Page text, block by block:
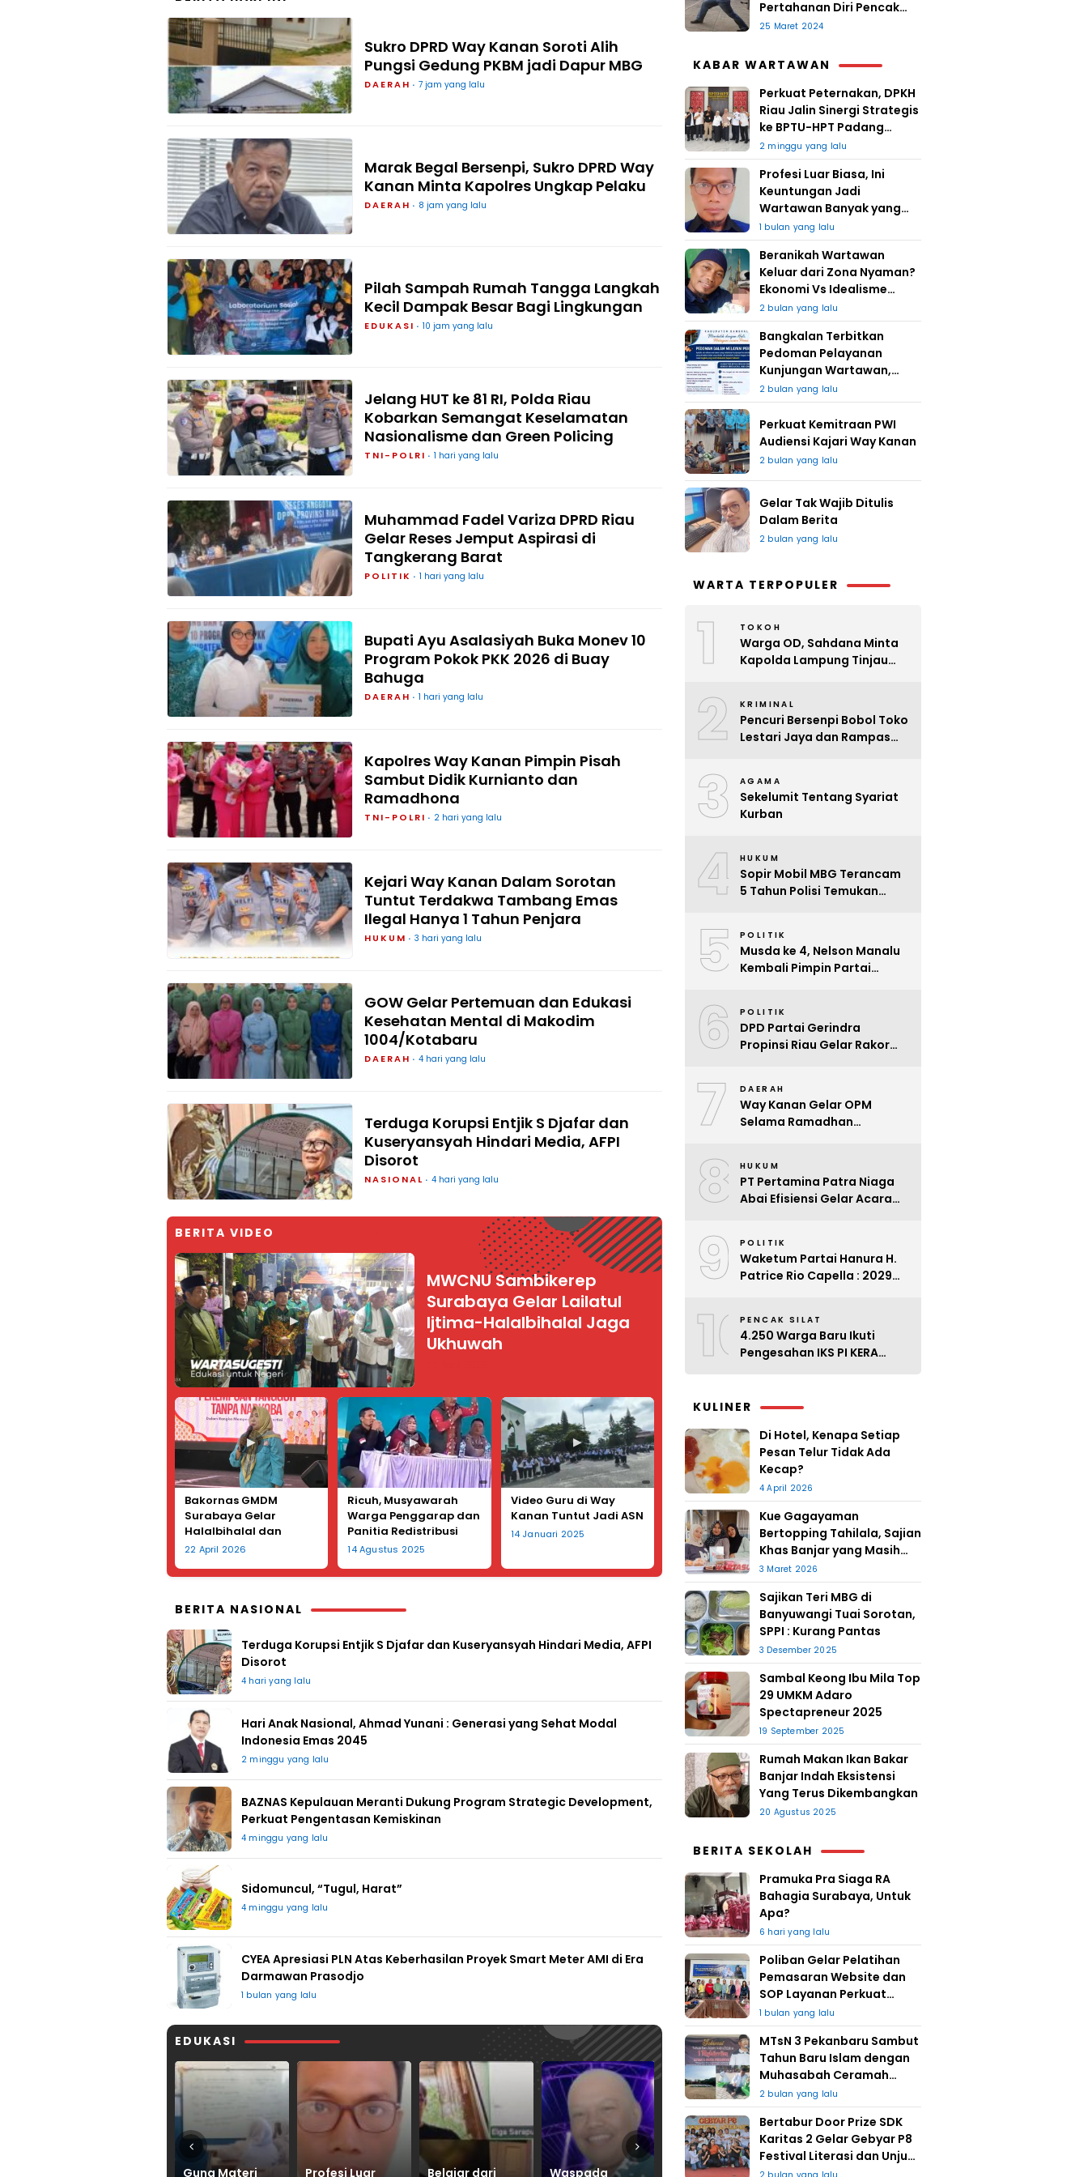
Sukro DPRD Way Kanan Soroti Alih
Pungsi Gedung PKBM jadi Dapur MBG
DAERAH 7 jam yang lalu
Marak Begal Bersenpi, Sukro DPRD Way
Kanan Minta Kapolres Ungkap Pelaku
DAERAH 8 jam yang lalu
Pilah Sampah Rumah Tangga Langkah
Kecil Dampak Besar Bagi Lingkungan
EDUKASI 10 jam yang lalu
Jelang HUT ke 81 RI, Polda Riau
Kobarkan Semangat Keselamatan
Nasionalisme dan Green Policing
TNI-POLRI 1 hari yang lalu
Muhammad Fadel Variza DPRD Riau
Gelar Reses Jemput Aspirasi di
Tangkerang Barat
POLITIK 1 hari yang lalu
Bupati Ayu Asalasiyah Buka Monev 10
Program Pokok PKK 2026 di Buay
Bahuga
DAERAH 1 hari yang lalu
Kapolres Way Kanan Pimpin Pisah
Sambut Didik Kurnianto dan
Ramadhona
TNI-POLRI 2 hari yang lalu
Kejari Way Kanan Dalam Sorotan
Tuntut Terdakwa Tambang Emas
Ilegal Hanya 1 Tahun Penjara
HUKUM 3 hari yang lalu
GOW Gelar Pertemuan dan Edukasi
Kesehatan Mental di Makodim
1004/Kotabaru
DAERAH 4 hari yang lalu
Terduga Korupsi Entjik S Djafar dan
Kuseryansyah Hindari Media, AFPI
Disorot
NASIONAL 4 hari yang lalu
BERITA VIDEO
▶
MWCNU Sambikerep
Surabaya Gelar Lailatul
Ijtima-Halalbihalal Jaga
Ukhuwah
▶
Bakornas GMDM
Surabaya Gelar
Halalbihalal dan
Peringatan Hari Kartini
22 April 2026
▶
Ricuh, Musyawarah
Warga Penggarap dan
Panitia Redistribusi
Lahan di Desa
Lemparan Kursi
14 Agustus 2025
▶
Video Guru di Way
Kanan Tuntut Jadi ASN
14 Januari 2025
BERITA NASIONAL
Terduga Korupsi Entjik S Djafar dan Kuseryansyah Hindari Media, AFPI
Disorot
4 hari yang lalu
Hari Anak Nasional, Ahmad Yunani : Generasi yang Sehat Modal
Indonesia Emas 2045
2 minggu yang lalu
BAZNAS Kepulauan Meranti Dukung Program Strategic Development,
Perkuat Pengentasan Kemiskinan
4 minggu yang lalu
Sidomuncul, “Tugul, Harat”
4 minggu yang lalu
CYEA Apresiasi PLN Atas Keberhasilan Proyek Smart Meter AMI di Era
Darmawan Prasodjo
1 bulan yang lalu
EDUKASI
Profesi Luar Belajar dari Waspada Jumlah Nabi Indonesia
Pertahanan Diri Pencak
Sugesti
25 Maret 2024
KABAR WARTAWAN
Perkuat Peternakan, DPKH
Riau Jalin Sinergi Strategis
ke BPTU-HPT Padang
Mengatas
2 minggu yang lalu
Profesi Luar Biasa, Ini
Keuntungan Jadi
Wartawan Banyak yang
Takut
1 bulan yang lalu
Beranikah Wartawan
Keluar dari Zona Nyaman?
Ekonomi Vs Idealisme
Jurnalistik
2 bulan yang lalu
Bangkalan Terbitkan
Pedoman Pelayanan
Kunjungan Wartawan,
Redaksi : Bagus Jangan
Lari
2 bulan yang lalu
Perkuat Kemitraan PWI
Audiensi Kajari Way Kanan
2 bulan yang lalu
Gelar Tak Wajib Ditulis
Dalam Berita
2 bulan yang lalu
WARTA TERPOPULER
1 TOKOH
Warga OD, Sahdana Minta
Kapolda Lampung Tinjau
2 KRIMINAL
Pencuri Bersenpi Bobol Toko
Lestari Jaya dan Rampas
3 AGAMA
Sekelumit Tentang Syariat
Kurban
4 HUKUM
Sopir Mobil MBG Terancam
5 Tahun Polisi Temukan
5 POLITIK
Musda ke 4, Nelson Manalu
Kembali Pimpin Partai
6 POLITIK
DPD Partai Gerindra
Propinsi Riau Gelar Rakor
7 DAERAH
Way Kanan Gelar OPM
Selama Ramadhan
8 HUKUM
PT Pertamina Patra Niaga
Abai Efisiensi Gelar Acara
9 POLITIK
Waketum Partai Hanura H.
Patrice Rio Capella : 2029
10PENCAK SILAT
4.250 Warga Baru Ikuti
Pengesahan IKS PI KERA
KULINER
Di Hotel, Kenapa Setiap
Pesan Telur Tidak Ada
Kecap?
4 April 2026
Kue Gagayaman
Bertopping Tahilala, Sajian
Khas Banjar yang Masih
Bertahan
3 Maret 2026
Sajikan Teri MBG di
Banyuwangi Tuai Sorotan,
SPPI : Kurang Pantas
3 Desember 2025
Sambal Keong Ibu Mila Top
29 UMKM Adaro
Spectapreneur 2025
19 September 2025
Rumah Makan Ikan Bakar
Banjar Indah Eksistensi
Yang Terus Dikembangkan
20 Agustus 2025
BERITA SEKOLAH
Pramuka Pra Siaga RA
Bahagia Surabaya, Untuk
Apa?
6 hari yang lalu
Poliban Gelar Pelatihan
Pemasaran Website dan
SOP Layanan Perkuat
UMKM Berkat Guru Kapuh
1 bulan yang lalu
MTsN 3 Pekanbaru Sambut
Tahun Baru Islam dengan
Muhasabah Ceramah
Agama
2 bulan yang lalu
Bertabur Door Prize SDK
Karitas 2 Gelar Gebyar P8
Festival Literasi dan Unjuk
Karya